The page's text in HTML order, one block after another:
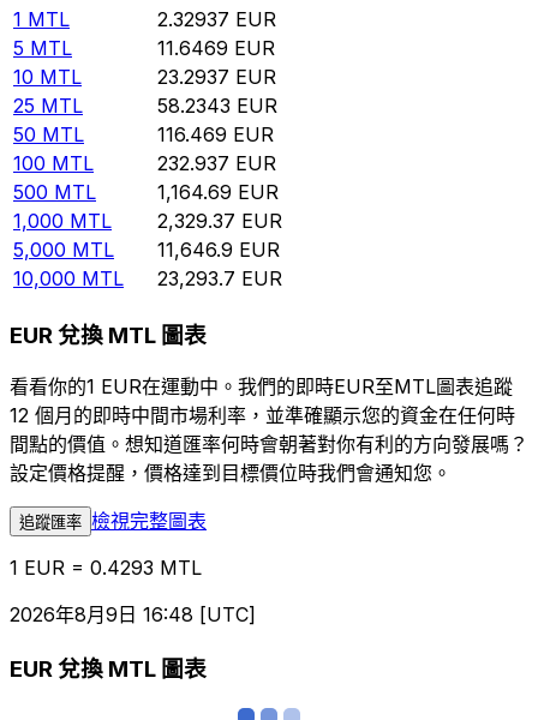
1 MTL 2.32937 EUR
5 MTL 11.6469 EUR
10 MTL 23.2937 EUR
25 MTL 58.2343 EUR
50 MTL 116.469 EUR
100 MTL 232.937 EUR
500 MTL 1,164.69 EUR
1,000 MTL 2,329.37 EUR
5,000 MTL 11,646.9 EUR
10,000 MTL 23,293.7 EUR
EUR 兌換 MTL 圖表
看看你的1 EUR在運動中。我們的即時EUR至MTL圖表追蹤
12 個月的即時中間市場利率，並準確顯示您的資金在任何時
間點的價值。想知道匯率何時會朝著對你有利的方向發展嗎？
設定價格提醒，價格達到目標價位時我們會通知您。
追蹤匯率 檢視完整圖表
1 EUR = 0.4293 MTL
2026年8月9日 16:48 [UTC]
EUR 兌換 MTL 圖表